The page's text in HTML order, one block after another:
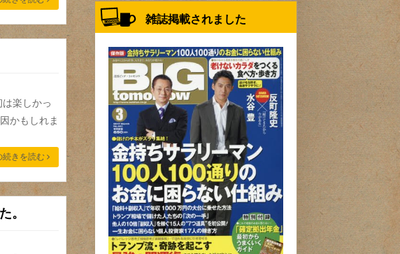
楽しかっ
かもしれま
続きを読む
。
雑誌掲載されました